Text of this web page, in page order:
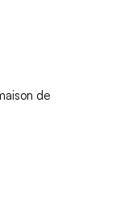
de